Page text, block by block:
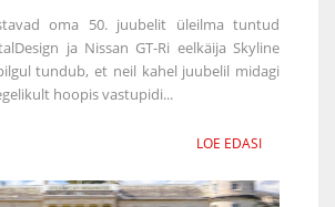
oma 50. juubelit üleilma tuntud
ja Nissan GT-Ri eelkäija Skyline
tundub, et neil kahel juubelil midagi
hoopis vastupidi...
LOE EDASI